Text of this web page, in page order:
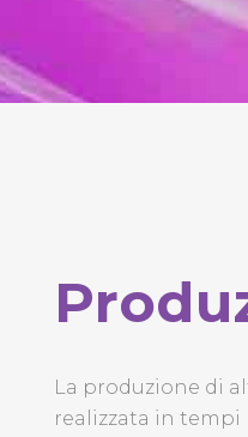
La produzione di
realizzata in tempi